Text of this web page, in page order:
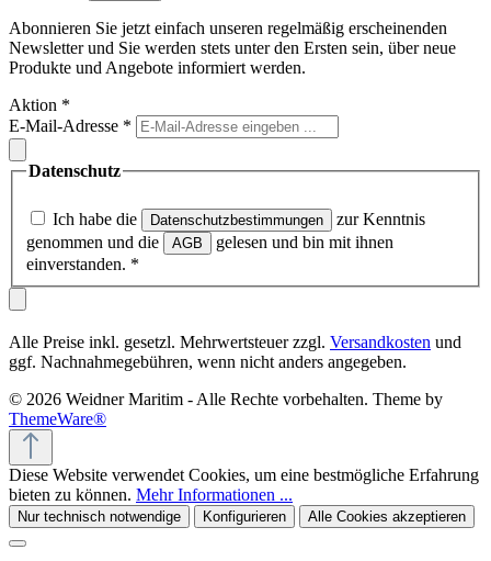
Abonnieren Sie jetzt einfach unseren regelmäßig erscheinenden
Newsletter und Sie werden stets unter den Ersten sein, über neue
Produkte und Angebote informiert werden.
Aktion *
E-Mail-Adresse *
Datenschutz
Ich habe die Datenschutzbestimmungen
zur Kenntnis
genommen und die
AGB
gelesen und bin mit ihnen
einverstanden. *
Alle Preise inkl. gesetzl. Mehrwertsteuer zzgl. Versandkosten und
ggf. Nachnahmegebühren, wenn nicht anders angegeben.
© 2026 Weidner Maritim - Alle Rechte vorbehalten. Theme by
ThemeWare®
Diese Website verwendet Cookies, um eine bestmögliche Erfahrung
bieten zu können. Mehr Informationen ...
Nur technisch notwendige Konfigurieren Alle Cookies akzeptieren